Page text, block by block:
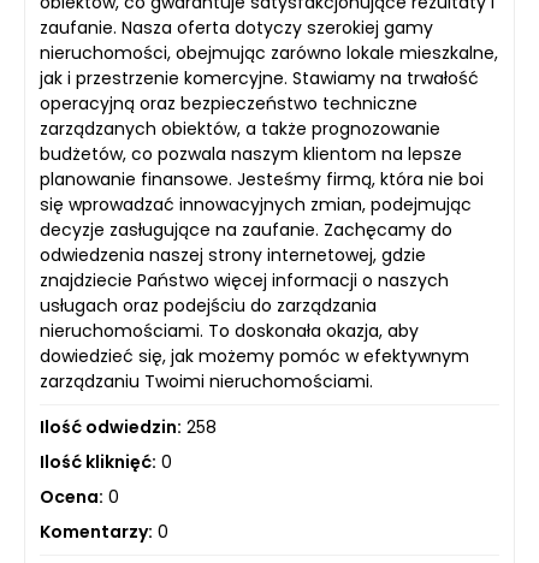
zaufanie. Nasza oferta dotyczy szerokiej gamy
nieruchomości, obejmując zarówno lokale mieszkalne,
jak i przestrzenie komercyjne. Stawiamy na trwałość
operacyjną oraz bezpieczeństwo techniczne
zarządzanych obiektów, a także prognozowanie
budżetów, co pozwala naszym klientom na lepsze
planowanie finansowe. Jesteśmy firmą, która nie boi
się wprowadzać innowacyjnych zmian, podejmując
decyzje zasługujące na zaufanie. Zachęcamy do
odwiedzenia naszej strony internetowej, gdzie
znajdziecie Państwo więcej informacji o naszych
usługach oraz podejściu do zarządzania
nieruchomościami. To doskonała okazja, aby
dowiedzieć się, jak możemy pomóc w efektywnym
zarządzaniu Twoimi nieruchomościami.
Ilość odwiedzin: 258
Ilość kliknięć: 0
Ocena: 0
Komentarzy: 0